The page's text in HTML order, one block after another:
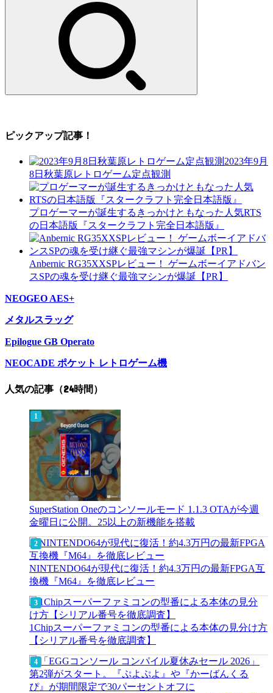
ピックアップ記事！
2023年9月
8日秋葉原レトロゲーム定点観測
プロゲーマーが誕生するきっかけともなった人気RTS
の日本語版『スタークラフト完全日本語版』
Anbernic RG35XXSPレビュー！ ゲームボーイアドバン
スSPの魂を受け継ぐ最強マシンが爆誕【PR】
NEOGEO AES+
メタルスラッグ
Epilogue GB Operato
NEOCADE ポケット レトロゲーム機
人気の記事（24時間）
SuperStation Oneのコンソールモード 1.1.3 OTAが今週
金曜日に公開。25以上の新機能を搭載
NINTENDO64が現代に復活！約4.3万円の最新FPGA互
換機『M64』を徹底レビュー
1Chipスーパーファミコンの型番による本体の見分け方
【シリアル番号を徹底調査】